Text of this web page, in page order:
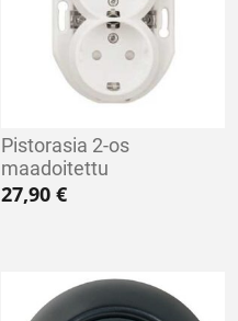
Pistorasia 2-os
maadoitettu
27,90€